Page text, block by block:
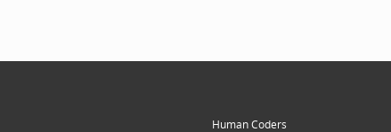
Human Coders